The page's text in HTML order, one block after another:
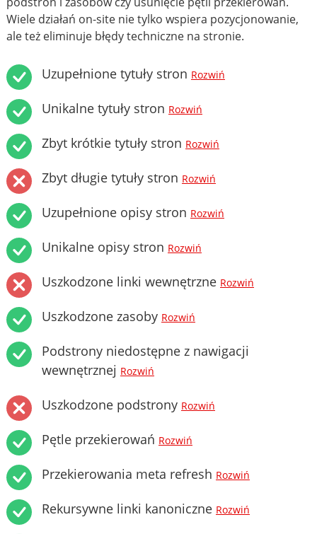
Wiele działań on-site nie tylko wspiera pozycjonowanie,
ale też eliminuje błędy techniczne na stronie.
Uzupełnione tytuły stron Rozwiń
Unikalne tytuły stron Rozwiń
Zbyt krótkie tytuły stron Rozwiń
Zbyt długie tytuły stron Rozwiń
Uzupełnione opisy stron Rozwiń
Unikalne opisy stron Rozwiń
Uszkodzone linki wewnętrzne Rozwiń
Uszkodzone zasoby Rozwiń
Podstrony niedostępne z nawigacji
wewnętrznej Rozwiń
Uszkodzone podstrony Rozwiń
Pętle przekierowań Rozwiń
Przekierowania meta refresh Rozwiń
Rekursywne linki kanoniczne Rozwiń